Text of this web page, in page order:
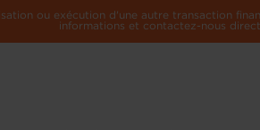
ou exécution d'une autre transaction
informations et contactez-nous